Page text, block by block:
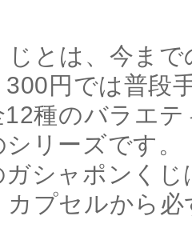
じとは、今ま
円では普段
12種のバラエ
シリーズです
ガシャポンく
カプセルから